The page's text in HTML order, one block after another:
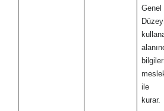
Genel
ile
kurar.